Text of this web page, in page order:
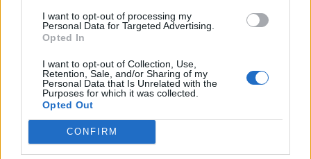
I want to opt-out of processing my
Personal Data for Targeted Advertising.
Opted In
I want to opt-out of Collection, Use,
Retention, Sale, and/or Sharing of my
Personal Data that Is Unrelated with the
Purposes for which it was collected.
Opted Out
CONFIRM
fitueses së “Big Brother
VIP 5” dhe ish-banorit
markës së saj
Foto/ Françeska Rustem
hap sezonin e pushimeve,
ndaj komenteve negative: